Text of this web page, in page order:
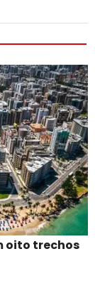
oito trechos